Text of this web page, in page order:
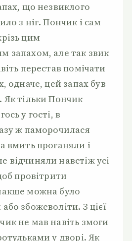
що незвиклого
з ніг. Пончик і сам
цим
запахом, але так звик
перестав помічати
одначе, цей запах був
тільки Пончик
у гості, в
ж паморочилася
вмить проганяли і
відчиняли навстіж усі
провітрити
можна було
збожеволіти. З цієї
не мав навіть змоги
у дворі. Як